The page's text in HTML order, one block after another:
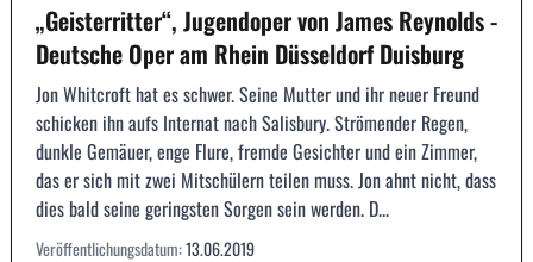
„Geisterritter“, Jugendoper von James Reynolds -
Deutsche Oper am Rhein Düsseldorf Duisburg
Jon Whitcroft hat es schwer. Seine Mutter und ihr neuer Freund
schicken ihn aufs Internat nach Salisbury. Strömender Regen,
dunkle Gemäuer, enge Flure, fremde Gesichter und ein Zimmer,
das er sich mit zwei Mitschülern teilen muss. Jon ahnt nicht, dass
dies bald seine geringsten Sorgen sein werden. D...
Veröffentlichungsdatum:13.06.2019